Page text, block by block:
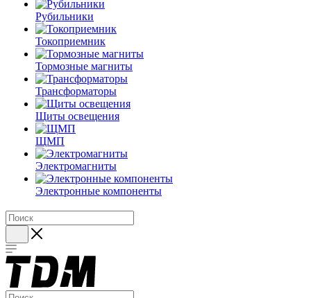
Рубильники
Токоприемник
Тормозные магниты
Трансформаторы
Щиты освещения
ЩМП
Электромагниты
Электронные компоненты